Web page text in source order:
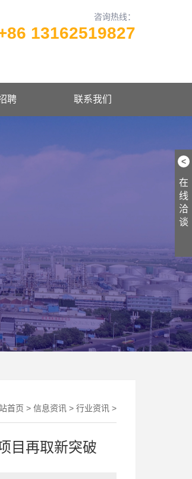
咨询热线：
13162519827
聘 联系我们
首页 > 信息资讯 > 行业资讯 >
目再取新突破
<
在
线
洽
谈